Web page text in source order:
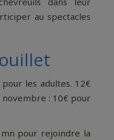
au spectacles
les adultes. 12€
novembre : 10€ pour
pour rejoindre la